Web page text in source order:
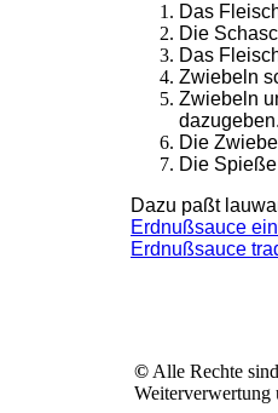
Das
Die
Das
Zwiebeln
Zwiebeln
dazugeben.
Die
Die
Dazu paßt
Erdnußsauce
Erdnußsauce
© Alle Rechte